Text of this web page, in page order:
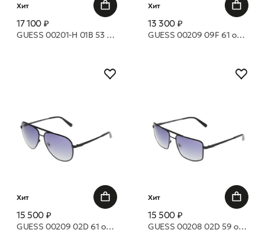
Хит
17 100 ₽
GUESS 00201-H 01B 53 очки с/з
Хит
13 300 ₽
GUESS 00209 09F 61 очки с/з
Хит
15 500 ₽
GUESS 00209 02D 61 очки с/з
Хит
15 500 ₽
GUESS 00208 02D 59 очки с/з